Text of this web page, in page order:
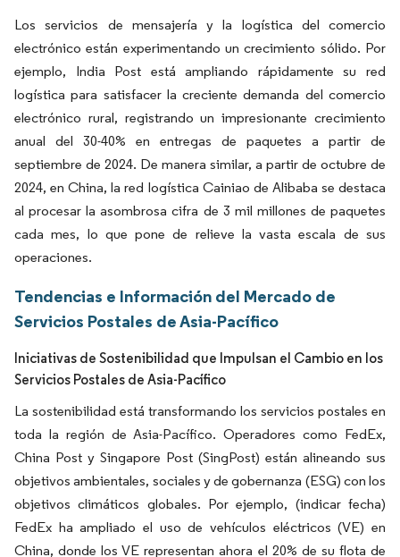
Los servicios de mensajería y la logística del comercio
electrónico están experimentando un crecimiento sólido. Por
ejemplo, India Post está ampliando rápidamente su red
logística para satisfacer la creciente demanda del comercio
electrónico rural, registrando un impresionante crecimiento
anual del 30-40% en entregas de paquetes a partir de
septiembre de 2024. De manera similar, a partir de octubre de
2024, en China, la red logística Cainiao de Alibaba se destaca
al procesar la asombrosa cifra de 3 mil millones de paquetes
cada mes, lo que pone de relieve la vasta escala de sus
operaciones.
Tendencias e Información del Mercado de
Servicios Postales de Asia-Pacífico
Iniciativas de Sostenibilidad que Impulsan el Cambio en los
Servicios Postales de Asia-Pacífico
La sostenibilidad está transformando los servicios postales en
toda la región de Asia-Pacífico. Operadores como FedEx,
China Post y Singapore Post (SingPost) están alineando sus
objetivos ambientales, sociales y de gobernanza (ESG) con los
objetivos climáticos globales. Por ejemplo, (indicar fecha)
FedEx ha ampliado el uso de vehículos eléctricos (VE) en
China, donde los VE representan ahora el 20% de su flota de